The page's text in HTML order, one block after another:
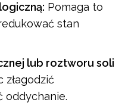
Pomaga to
stan
lub roztworu soli
złagodzić
oddychanie.